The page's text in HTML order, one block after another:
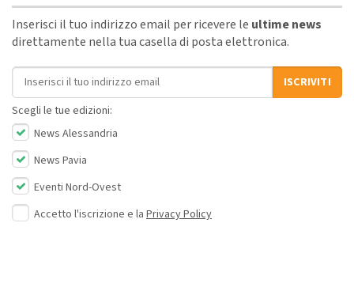
Inserisci il tuo indirizzo email per ricevere le ultime news
direttamente nella tua casella di posta elettronica.
Indirizzo email
ISCRIVITI
Scegli le tue edizioni:
News Alessandria
News Pavia
Eventi Nord-Ovest
Accetto l'iscrizione e la Privacy Policy